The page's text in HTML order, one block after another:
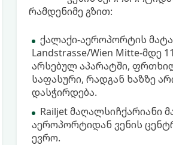
რამდენიმე გზით:
ქალაქი-აეროპორტის
Landstrasse/Wien Mitte-
არსებულ აპარატში,
საფასური, რადგან ხაზზე
დასჭირდება.
Railjet მაღალსიჩქარიანი
აეროპორტიდან ვენის
ევრო.